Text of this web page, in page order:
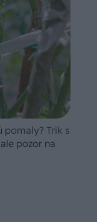
pomaly? Trik s
pozor na